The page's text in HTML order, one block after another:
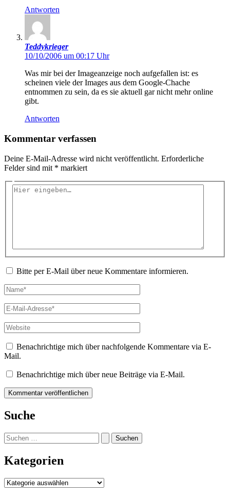
Antworten
Teddykrieger
10/10/2006 um 00:17 Uhr
Was mir bei der Imageanzeige noch aufgefallen ist: es
scheinen viele der Images aus dem Google-Chache
entnommen zu sein, da es sie aktuell gar nicht mehr online
gibt.
Antworten
Kommentar verfassen
Deine E-Mail-Adresse wird nicht veröffentlicht. Erforderliche
Felder sind mit * markiert
Hier
Bitte per E-Mail über neue Kommentare informieren.
Name*
E-
Mail-
Adresse*
Website
Benachrichtige mich über nachfolgende Kommentare via E-
Mail.
Benachrichtige mich über neue Beiträge via E-Mail.
Suche
Suchen
nach:
Kategorien
Kategorien